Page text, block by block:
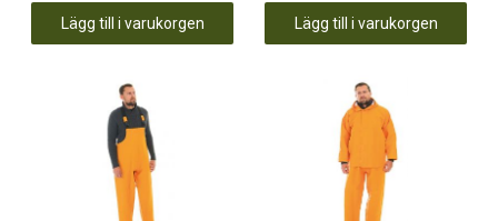
Lägg till i varukorgen Lägg till i varukorgen